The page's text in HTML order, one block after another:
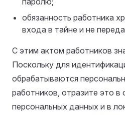
обязанность работника
входа в тайне и не
С этим актом работников
Поскольку для
обрабатываются
работников, отразите это в
персональных данных и в